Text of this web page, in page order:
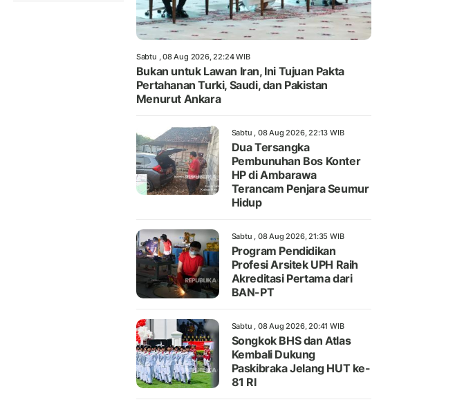
Sabtu , 08 Aug 2026, 22:24 WIB
Bukan untuk Lawan Iran, Ini Tujuan Pakta
Pertahanan Turki, Saudi, dan Pakistan
Menurut Ankara
Sabtu , 08 Aug 2026, 22:13 WIB
Dua Tersangka
Pembunuhan Bos Konter
HP di Ambarawa
Terancam Penjara Seumur
Hidup
Sabtu , 08 Aug 2026, 21:35 WIB
Program Pendidikan
Profesi Arsitek UPH Raih
Akreditasi Pertama dari
BAN-PT
Sabtu , 08 Aug 2026, 20:41 WIB
Songkok BHS dan Atlas
Kembali Dukung
Paskibraka Jelang HUT ke-
81 RI